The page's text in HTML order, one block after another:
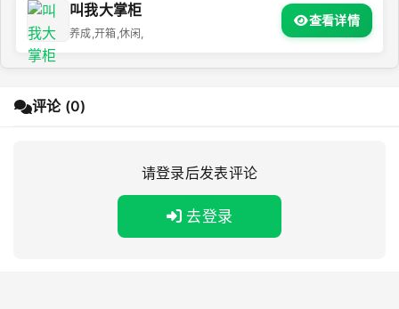
叫我大掌柜
养成,开箱,休闲,
查看详情
评论 (0)
请登录后发表评论
去登录